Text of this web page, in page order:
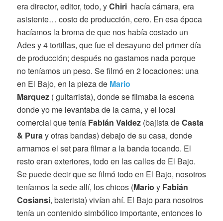
era director, editor, todo, yChiri hacía cámara, era
asistente… costo de producción, cero. En esa época
hacíamos la broma de que nos había costado un
Ades y 4 tortillas, que fue el desayuno del primer día
de producción; después no gastamos nada porque
no teníamos un peso. Se filmó en 2 locaciones: una
en El Bajo, en la pieza de Mario
Marquez ( guitarrista), donde se filmaba la escena
donde yo me levantaba de la cama, y el local
comercial que tenía Fabián Valdez(bajista deCasta
& Puray otras bandas) debajo de su casa, donde
armamos el set para filmar a la banda tocando. El
resto eran exteriores, todo en las calles de El Bajo.
Se puede decir que se filmó todo en El Bajo, nosotros
teníamos la sede allí, los chicos (Mario y Fabián
Cosiansi, baterista) vivían ahí. El Bajo para nosotros
tenía un contenido simbólico importante, entonces lo